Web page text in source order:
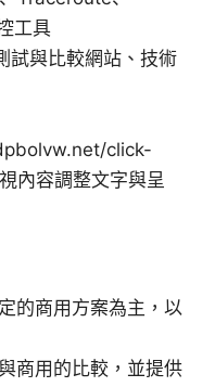
工具
試與比較網站、技術
click-
內容調整文字與呈
的商用方案為主，以
商用的比較，並提供